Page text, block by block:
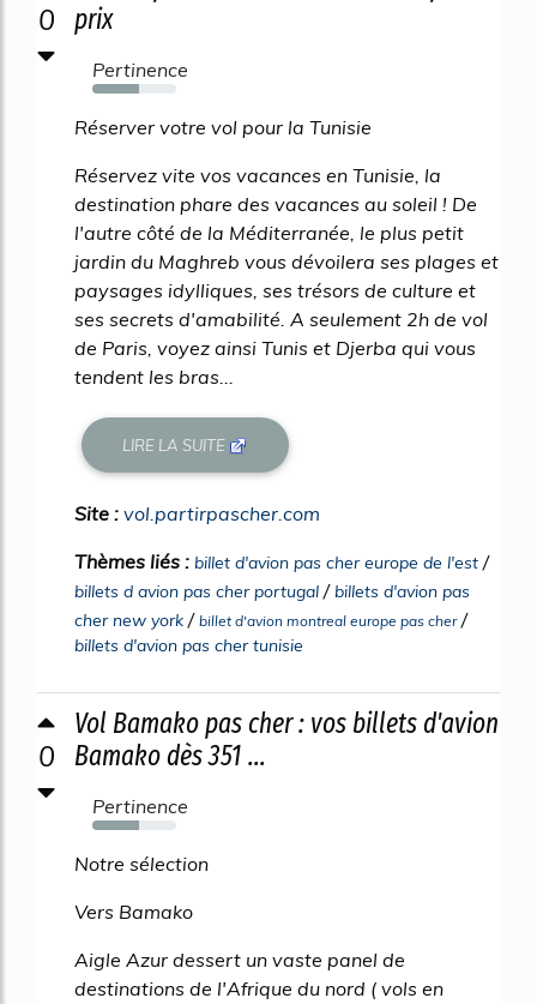
0
prix
Pertinence
55%
Réserver votre vol pour la Tunisie
Réservez vite vos vacances en Tunisie, la
destination phare des vacances au soleil ! De
l'autre côté de la Méditerranée, le plus petit
jardin du Maghreb vous dévoilera ses plages et
paysages idylliques, ses trésors de culture et
ses secrets d'amabilité. A seulement 2h de vol
de Paris, voyez ainsi Tunis et Djerba qui vous
tendent les bras...
LIRE LA SUITE
Site : vol.partirpascher.com
Thèmes liés : billet d'avion pas cher europe de l'est /
billets d avion pas cher portugal /billets d'avion pas
cher new york / billet d'avion montreal europe pas cher/
billets d'avion pas cher tunisie
0
Vol Bamako pas cher : vos billets d'avion
Bamako dès 351 ...
Pertinence
55%
Notre sélection
Vers Bamako
Aigle Azur dessert un vaste panel de
destinations de l'Afrique du nord ( vols en